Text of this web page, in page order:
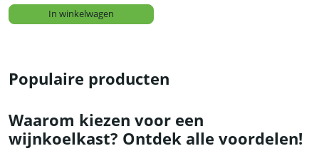
In winkelwagen
Populaire producten
Waarom kiezen voor een
wijnkoelkast? Ontdek alle voordelen!